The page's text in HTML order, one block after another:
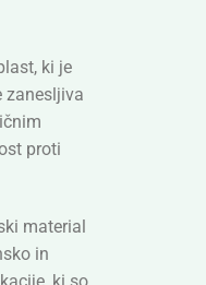
ki je
zanesljiva
proti
material
in